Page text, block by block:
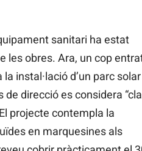
sanitari ha estat
les obres. Ara, un cop
instal·lació d’un parc solar
direcció es considera
projecte contempla la
en marquesines als